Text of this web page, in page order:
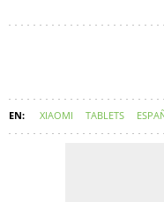
XIAOMI TABLETS